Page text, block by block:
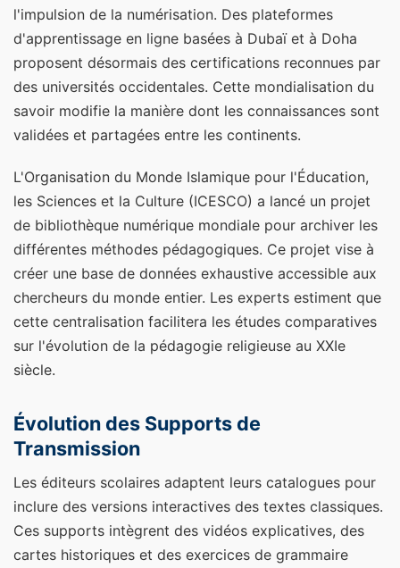
l'impulsion de la numérisation. Des plateformes
d'apprentissage en ligne basées à Dubaï et à Doha
proposent désormais des certifications reconnues par
des universités occidentales. Cette mondialisation du
savoir modifie la manière dont les connaissances sont
validées et partagées entre les continents.
L'Organisation du Monde Islamique pour l'Éducation,
les Sciences et la Culture (ICESCO) a lancé un projet
de bibliothèque numérique mondiale pour archiver les
différentes méthodes pédagogiques. Ce projet vise à
créer une base de données exhaustive accessible aux
chercheurs du monde entier. Les experts estiment que
cette centralisation facilitera les études comparatives
sur l'évolution de la pédagogie religieuse au XXIe
siècle.
Évolution des Supports de
Transmission
Les éditeurs scolaires adaptent leurs catalogues pour
inclure des versions interactives des textes classiques.
Ces supports intègrent des vidéos explicatives, des
cartes historiques et des exercices de grammaire